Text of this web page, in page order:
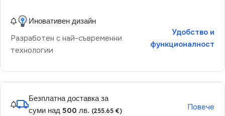
Иновативен дизайн
Разработен с най-съвременни
технологии
Удобство и
функционалност
Безплатна доставка за
суми над 500 лв. (255.65 €) Повече